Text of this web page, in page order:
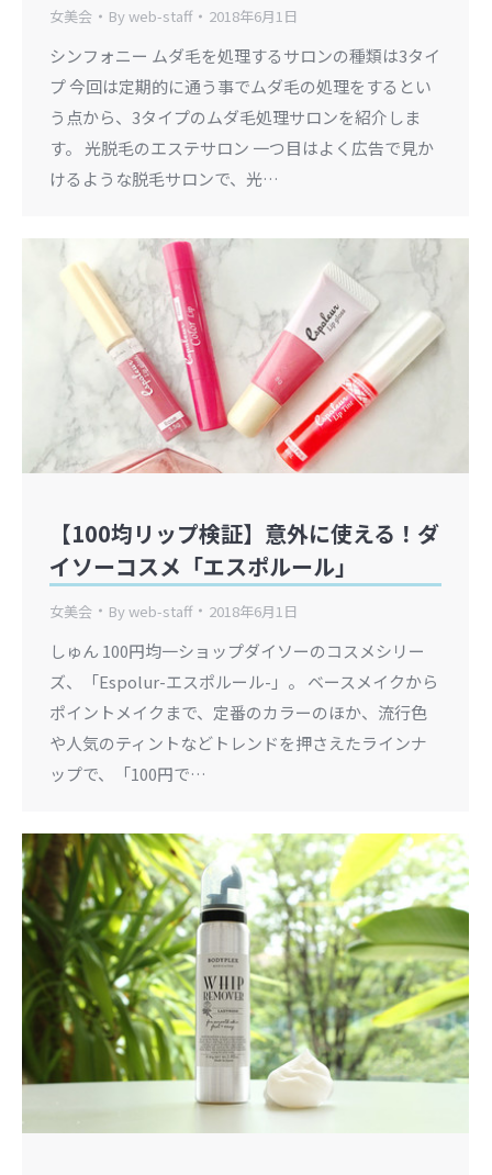
女美会 Byweb-staff 2018年6月1日
シンフォニー ムダ毛を処理するサロンの種類は3タイ
プ 今回は定期的に通う事でムダ毛の処理をするとい
う点から、3タイプのムダ毛処理サロンを紹介しま
す。 光脱毛のエステサロン 一つ目はよく広告で見か
けるような脱毛サロンで、光…
【100均リップ検証】意外に使える！ダ
イソーコスメ「エスポルール」
女美会 Byweb-staff 2018年6月1日
しゅん 100円均一ショップダイソーのコスメシリー
ズ、「Espolur-エスポルール-」。 ベースメイクから
ポイントメイクまで、定番のカラーのほか、流行色
や人気のティントなどトレンドを押さえたラインナ
ップで、「100円で…